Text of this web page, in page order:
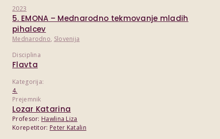
2023
5. EMONA – Mednarodno tekmovanje mladih
pihalcev
Mednarodno, Slovenija
Disciplina
Flavta
Kategorija:
4.
Prejemnik
Lozar Katarina
Profesor: Hawlina Liza
Korepetitor: Peter Katalin